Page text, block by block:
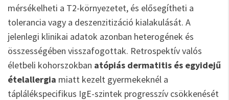
mérsékelheti a T2-környezetet, és elősegítheti a
tolerancia vagy a deszenzitizáció kialakulását. A
jelenlegi klinikai adatok azonban heterogének és
összességében visszafogottak. Retrospektív valós
életbeli kohorszokban atópiás dermatitis és egyidejű
ételallergia miatt kezelt gyermekeknél a
táplálékspecifikus IgE-szintek progresszív csökkenését